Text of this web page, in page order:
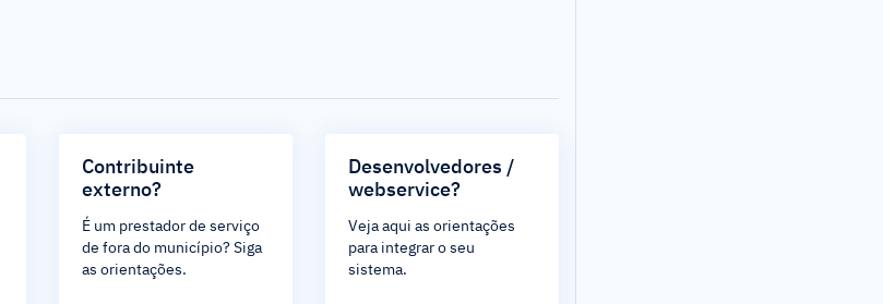
Contribuinte
externo?
É um prestador de serviço
de fora do município? Siga
as orientações.
Desenvolvedores /
webservice?
Veja aqui as orientações
para integrar o seu
sistema.